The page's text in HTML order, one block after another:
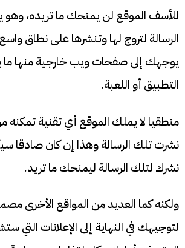
للأسف الموقع لن يمنحك ما تريده،
الرسالة لتروج لها وتنشرها على نطاق واسع
يوجهك إلى صفحات ويب خارجية منها
التطبيق أو اللعبة.
منطقيا لا يملك الموقع أي تقنية
نشرت تلك الرسالة وهذا إن كان صادقا
نشرك لتلك الرسالة ليمنحك ما تريد.
ولكنه كما العديد من المواقع الأخرى
لتوجيهك في النهاية إلى الإعلانات التي